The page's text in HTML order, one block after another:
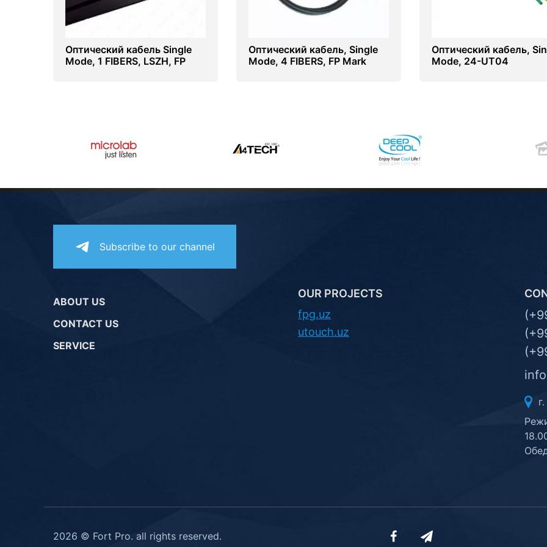
Оптический кабель Single
Mode, 1 FIBERS, LSZH, FP
Оптический кабель, Single
Mode, 4 FIBERS, FP Mark
Оптический кабель,
Mode, 24-UT04
Subscribe to our channel
ABOUT US
CONTACT US
SERVICE
OUR PROJECTS
fpg.uz
utouch.uz
2026 © Fort Pro. all rights reserved.